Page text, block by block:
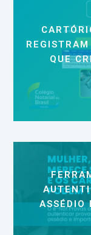
QUE
ASSÉDIO